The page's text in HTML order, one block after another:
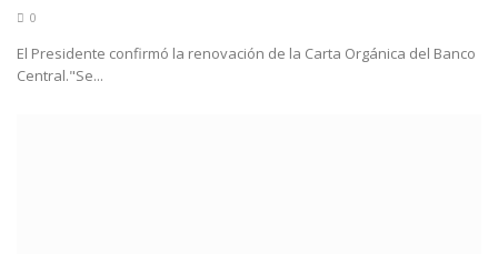
0
El Presidente confirmó la renovación de la Carta Orgánica del Banco
Central."Se...